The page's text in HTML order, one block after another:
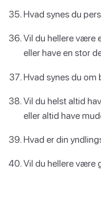
Hvad synes du
Vil du hellere være
eller have en stor
Hvad synes du om
Vil du helst altid
eller altid have
Hvad er din
Vil du hellere være